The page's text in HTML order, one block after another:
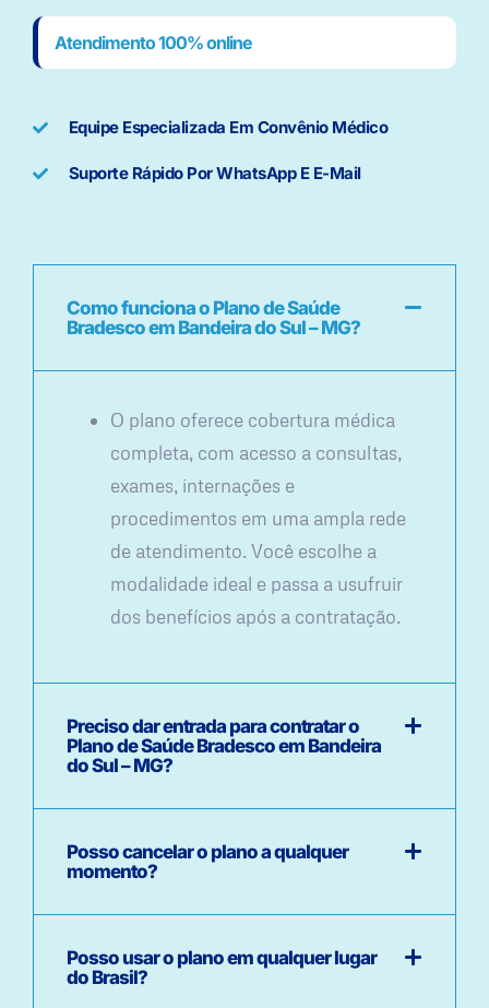
Atendimento 100% online
Equipe Especializada Em Convênio Médico
Suporte Rápido Por WhatsApp E E-Mail
Como funciona o Plano de Saúde
Bradesco em Bandeira do Sul – MG?
O plano oferece cobertura médica
completa, com acesso a consultas,
exames, internações e
procedimentos em uma ampla rede
de atendimento. Você escolhe a
modalidade ideal e passa a usufruir
dos benefícios após a contratação.
Preciso dar entrada para contratar o
Plano de Saúde Bradesco em Bandeira
do Sul – MG?
Posso cancelar o plano a qualquer
momento?
Posso usar o plano em qualquer lugar
do Brasil?